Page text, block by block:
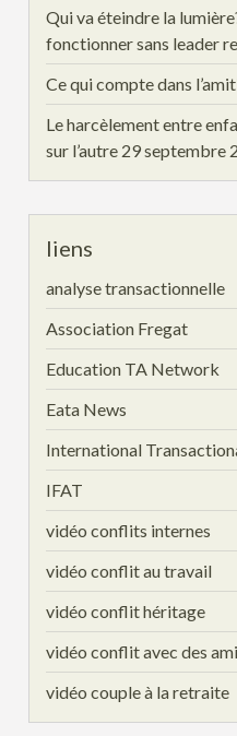
Qui va éteindre la
fonctionner sans leader
Ce qui compte dans
Le harcèlement entre
sur l’autre 29 septembre
liens
analyse transactionnelle
Association Fregat
Education TA Network
Eata News
International
IFAT
vidéo conflits internes
vidéo conflit au travail
vidéo conflit héritage
vidéo conflit avec des
vidéo couple à la retraite